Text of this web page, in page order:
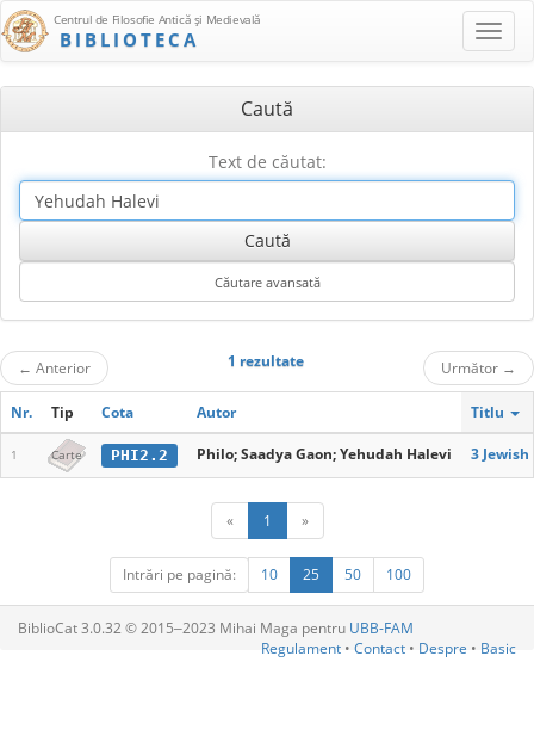
Centrul de Filosofie Antică şi Medievală
BIBLIOTECA
Caută
Text de căutat:
← Anterior 1 rezultate Următor →
Nr. Tip Cota Autor Titlu
1 Carte PHI2.2 Philo; Saadya Gaon; Yehudah Halevi 3
« 1 »
Intrări pe pagină: 10 25 50 100
BiblioCat 3.0.32 © 2015‒2023 Mihai Maga pentru UBB-FAM
Regulament • Contact • Despre • Basic